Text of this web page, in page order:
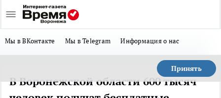
Мы в ВКонтакте Мы в Telegram Информация о нас
Принять
В Воронежской области 600 тысяч